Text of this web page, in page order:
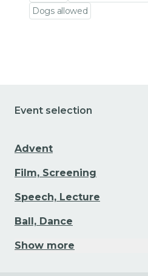
Dogs allowed
Event selection
Advent
Film, Screening
Speech, Lecture
Ball, Dance
Show more